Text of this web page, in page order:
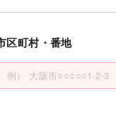
区町村・番地